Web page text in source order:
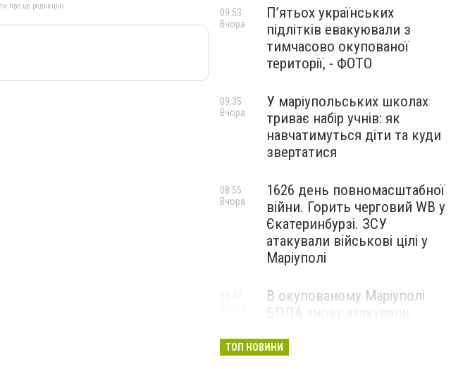
про це редакцію
П’ятьох українських
підлітків евакуювали з
тимчасово окупованої
території, - ФОТО
09:53
Вчора
У маріупольських школах
триває набір учнів: як
навчатимуться діти та куди
звертатися
09:35
Вчора
1626 день повномасштабної
війни. Горить черговий WB у
Єкатеринбурзі. ЗСУ
атакували військові цілі у
Маріуполі
08:55
Вчора
В окупованому Маріуполі
БПЛА знову атакували
— ВІДЕО
ТОП НОВИНИ